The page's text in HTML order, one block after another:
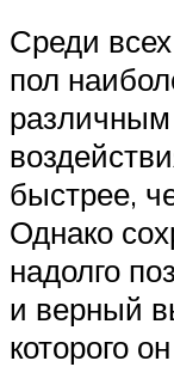
Среди
пол
быстрее,
Однако
надолго
и верный
которого